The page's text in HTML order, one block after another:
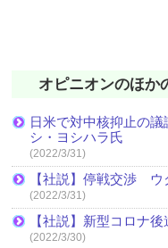
オピニオンのほか
日米で対中核抑止の
シ・ヨシハラ氏
(2022/3/31)
【社説】停戦交渉 ウ
(2022/3/31)
【社説】新型コロナ
(2022/3/30)